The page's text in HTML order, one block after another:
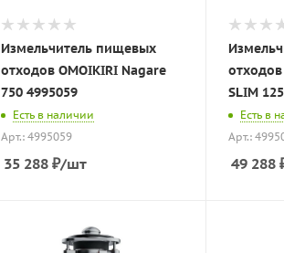
Измельчитель пищевых
отходов OMOIKIRI Nagare
750 4995059
Есть в наличии
Арт.: 4995059
35 288 ₽/шт
отходов
SLIM
Есть в
Арт.:
49 288